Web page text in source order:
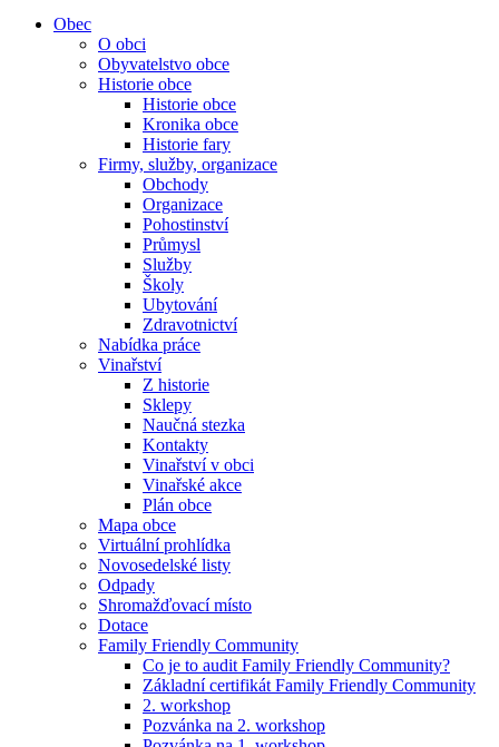
Obec
O obci
Obyvatelstvo obce
Historie obce
Historie obce
Kronika obce
Historie fary
Firmy, služby, organizace
Obchody
Organizace
Pohostinství
Průmysl
Služby
Školy
Ubytování
Zdravotnictví
Nabídka práce
Vinařství
Z historie
Sklepy
Naučná stezka
Kontakty
Vinařství v obci
Vinařské akce
Plán obce
Mapa obce
Virtuální prohlídka
Novosedelské listy
Odpady
Shromažďovací místo
Dotace
Family Friendly Community
Co je to audit Family Friendly Community?
Základní certifikát Family Friendly Community
2. workshop
Pozvánka na 2. workshop